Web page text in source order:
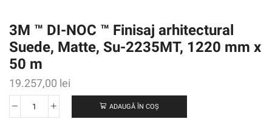
3M ™ DI-NOC ™ Finisaj arhitectural
Suede, Matte, Su-2235MT, 1220 mm x
50 m
19.257,00 lei
Cantitate
ADAUGĂ ÎN COȘ